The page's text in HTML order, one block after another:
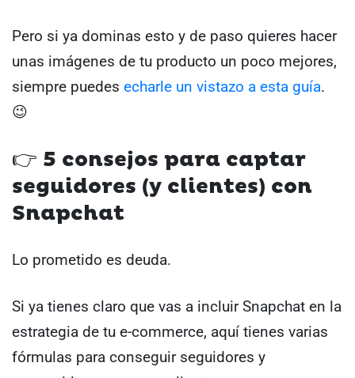
Pero si ya dominas esto y de paso quieres hacer
unas imágenes de tu producto un poco mejores,
siempre puedes echarle un vistazo a esta guía.
😉
👉 5 consejos para captar
seguidores (y clientes) con
Snapchat
Lo prometido es deuda.
Si ya tienes claro que vas a incluir Snapchat en la
estrategia de tu e-commerce, aquí tienes varias
fórmulas para conseguir seguidores y